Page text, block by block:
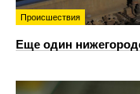
Происшествия
Еще один